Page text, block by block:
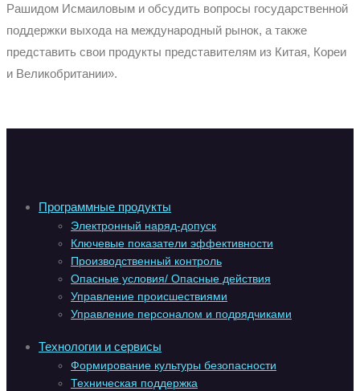
Рашидом Исмаиловым и обсудить вопросы государственной
поддержки выхода на международный рынок, а также
представить свои продукты представителям из Китая, Кореи
и Великобритании».
Программные продукты
Электронный наряд-допуск
Ключевые показатели эффективности
Производственный контроль
Опасные условия/ Опасные действия
Управление происшествиями
Управление персоналом и подрядчиками
Технологии и сервисы
Формирование культуры безопасности
Техническая поддержка